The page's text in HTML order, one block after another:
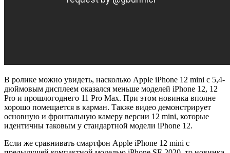
В ролике можно увидеть, насколько Apple iPhone 12 mini с 5,4-
дюймовым дисплеем оказался меньше моделей iPhone 12, 12
Pro и прошлогоднего 11 Pro Max. При этом новинка вполне
хорошо помещается в карман. Также видео демонстрирует
основную и фронтальную камеру версии 12 mini, которые
идентичны таковым у стандартной модели iPhone 12.
Если же сравнивать смартфон Apple iPhone 12 mini с